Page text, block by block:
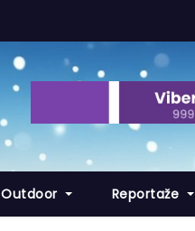
Outdoor Reportaže